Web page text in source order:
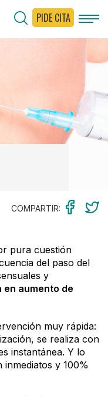
PIDE CITA
COMPARTIR:
pura cuestión
del paso del
y
en aumento de
muy rápida:
se realiza con
instantánea. Y lo
y 100%